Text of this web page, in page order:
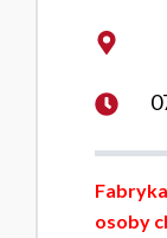
osoby